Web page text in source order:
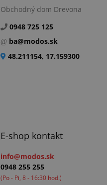
Obchodný dom Drevona
0948 725 125
ba@modos.sk
48.211154, 17.159300
E-shop kontakt
info@modos.sk
0948 255 255
(Po - Pi, 8 - 16:30 hod.)